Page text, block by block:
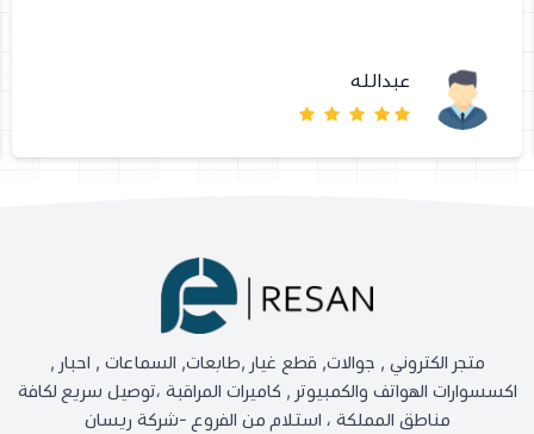
عبدالله
متجر الكتروني , جوالات, قطع غيار ,طابعات, السماعات , احبار ,
اكسسوارات الهواتف والكمبيوتر , كاميرات المراقبة ،توصيل سريع لكافة
مناطق المملكة ، استلام من الفروع -شركة ريسان